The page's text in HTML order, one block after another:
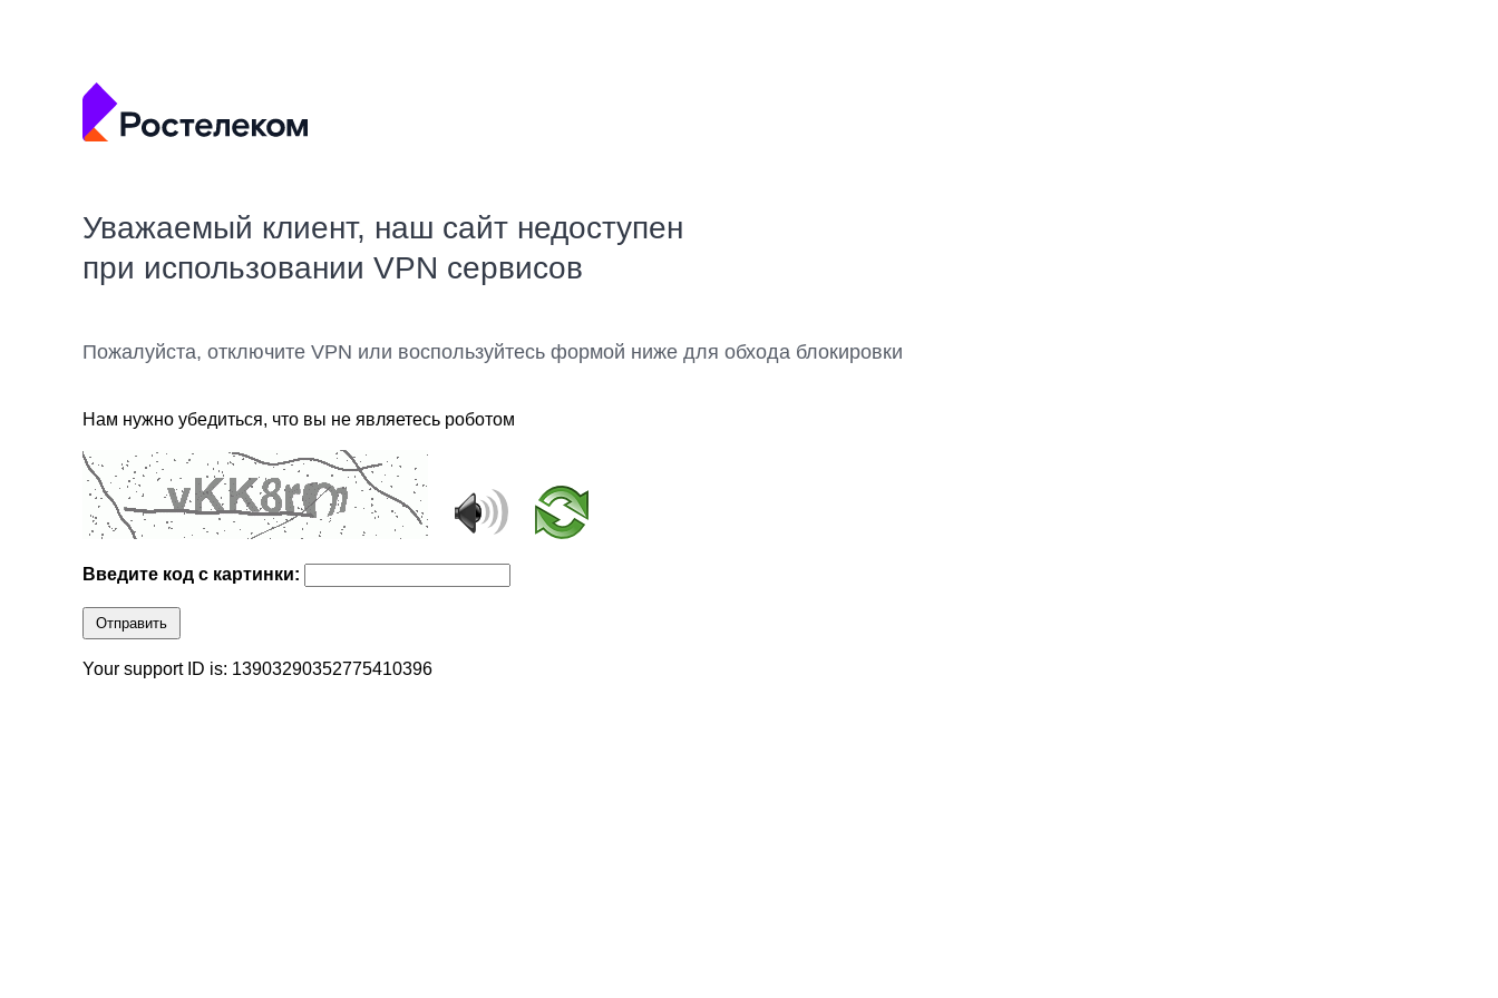
Уважаемый клиент, наш сайт недоступен
при использовании VPN сервисов
Пожалуйста, отключите VPN или воспользуйтесь формой ниже для обхода блокировки
Нам нужно убедиться, что вы не являетесь роботом
Введите код с картинки:
Отправить
Your support ID is: 13903290352775410396